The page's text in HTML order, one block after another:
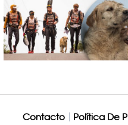
Contacto Política De